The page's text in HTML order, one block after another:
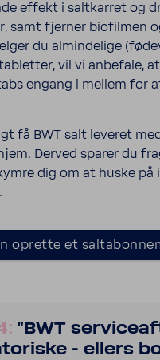
effekt i salt­karret og
samt fjerner biofilmen
du almin­de­lige
vil vi anbe­fale,
engang i mellem for
få BWT salt leveret
Derved sparer du
dig om at huske på
oprette et
"BWT
- ellers